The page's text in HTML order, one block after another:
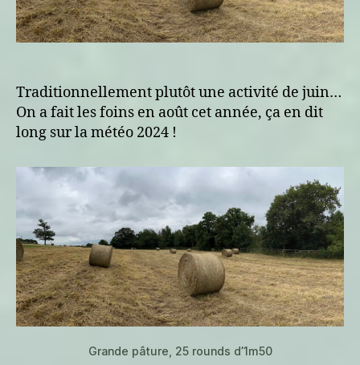
Traditionnellement plutôt une activité de juin…
On a fait les foins en août cet année, ça en dit
long sur la météo 2024 !
Grande pâture, 25 rounds d’1m50